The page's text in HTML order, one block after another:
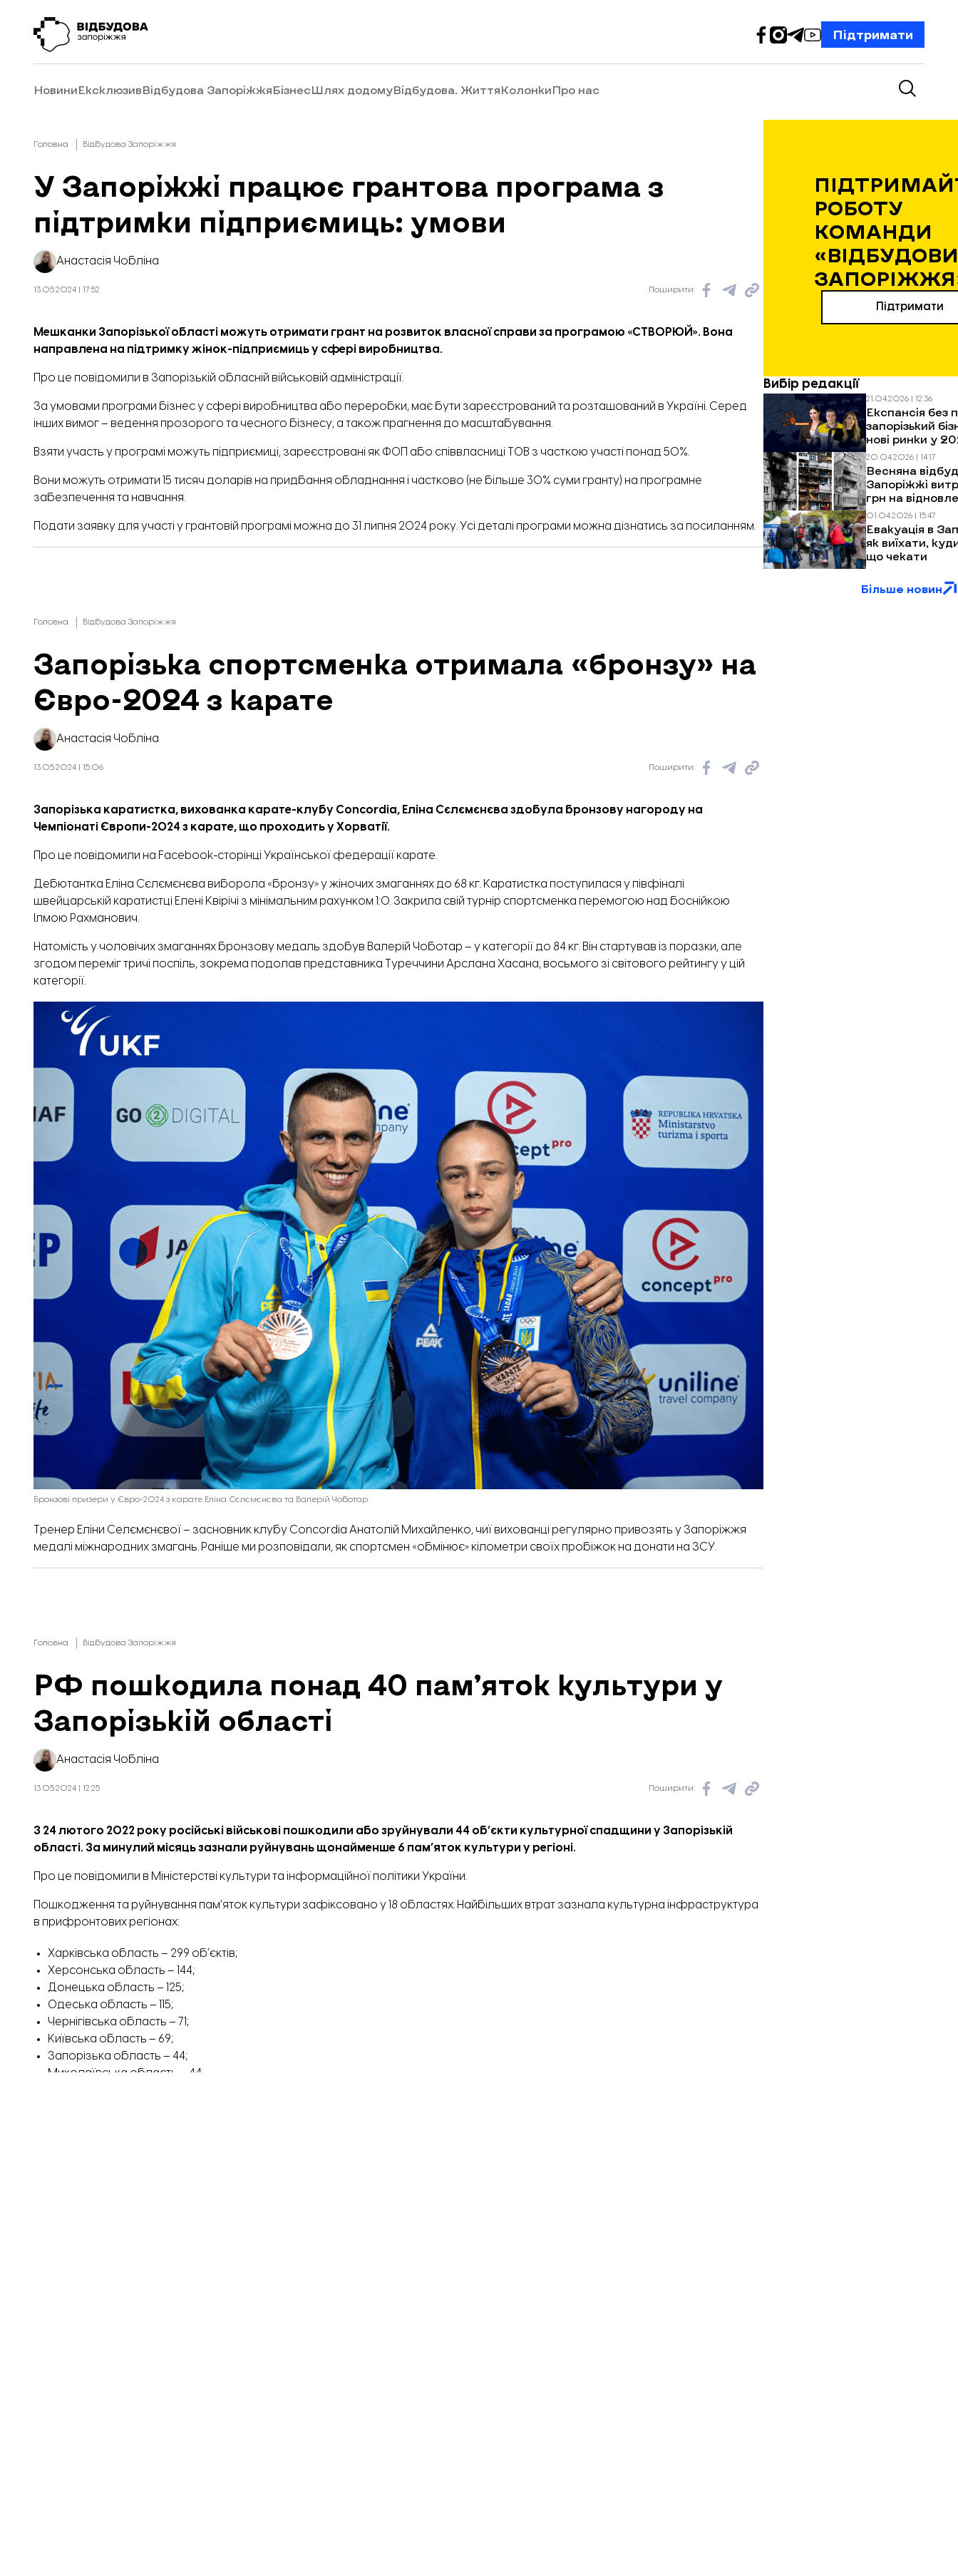
Підтримати
НовиниЕксклюзивВідбудова ЗапоріжжяБізнесШлях додомуВідбудова. ЖиттяКолонкиПро нас
Головна Відбудова Запоріжжя
У Запоріжжі працює грантова програма з
підтримки підприємиць: умови
Анастасія Чобліна
13.05.2024 | 17:52 Поширити:
Мешканки Запорізької області можуть отримати грант на розвиток власної справи за програмою «СТВОРЮЙ». Вона
направлена на підтримку жінок-підприємиць у сфері виробництва.
Про це повідомили в Запорізькій обласній військовій адміністрації.
За умовами програми бізнес у сфері виробництва або переробки, має бути зареєстрований та розташований в Україні. Серед
інших вимог – ведення прозорого та чесного бізнесу, а також прагнення до масштабування.
Взяти участь у програмі можуть підприємиці, зареєстровані як ФОП або співвласниці ТОВ з часткою участі понад 50%.
Вони можуть отримати 15 тисяч доларів на придбання обладнання і частково (не більше 30% суми гранту) на програмне
забезпечення та навчання.
Подати заявку для участі у грантовій програмі можна до 31 липня 2024 року. Усі деталі програми можна дізнатись за посиланням.
Головна Відбудова Запоріжжя
Запорізька спортсменка отримала «бронзу» на
Євро-2024 з карате
Анастасія Чобліна
13.05.2024 | 15:06 Поширити:
Запорізька каратистка, вихованка карате-клубу Concordia, Еліна Сєлємєнєва здобула бронзову нагороду на
Чемпіонаті Європи-2024 з карате, що проходить у Хорватії.
Про це повідомили на Facebook-сторінці Української федерації карате.
Дебютантка Еліна Сєлємєнєва виборола «бронзу» у жіночих змаганнях до 68 кг. Каратистка поступилася у півфіналі
швейцарській каратистці Елені Квірічі з мінімальним рахунком 1:0. Закрила свій турнір спортсменка перемогою над боснійкою
Ілмою Рахманович.
Натомість у чоловічих змаганнях бронзову медаль здобув Валерій Чоботар – у категорії до 84 кг. Він стартував із поразки, але
згодом переміг тричі поспіль, зокрема подолав представника Туреччини Арслана Хасана, восьмого зі світового рейтингу у цій
категорії.
Бронзові призери у Євро-2024 з карате Еліна Сєлємєнєва та Валерій Чоботар
Тренер Еліни Селємєнєвої – засновник клубу Concordia Анатолій Михайленко, чиї вихованці регулярно привозять у Запоріжжя
медалі міжнародних змагань. Раніше ми розповідали, як спортсмен «обмінює» кілометри своїх пробіжок на донати на ЗСУ.
Головна Відбудова Запоріжжя
РФ пошкодила понад 40 памʼяток культури у
Запорізькій області
Анастасія Чобліна
13.05.2024 | 12:25 Поширити:
З 24 лютого 2022 року російські військові пошкодили або зруйнували 44 обʼєкти культурної спадщини у Запорізькій
області. За минулий місяцьзазнали руйнувань щонайменше 6 памʼяток культури у регіоні.
Про це повідомили в Міністерстві культури та інформаційної політики України.
Пошкодження та руйнування пам’яток культури зафіксовано у 18 областях. Найбільших втрат зазнала культурна інфраструктура
в прифронтових регіонах:
Харківська область – 299 обʼєктів;
Херсонська область – 144;
Донецька область – 125;
Одеська область – 115;
Чернігівська область – 71;
Київська область – 69;
Запорізька область – 44;
Миколаївська область – 44.
РОБОТУ
КОМАНДИ
Підтримати
Вибір редакції
21.04.2026 | 12:36
Експансія без
запорізький
нові ринки у
20.04.2026 | 14:17
Весняна
Запоріжжі
грн на
обстрілів
01.04.2026 | 15:47
Евакуація в
як виїхати,
що чекати
Більше новин